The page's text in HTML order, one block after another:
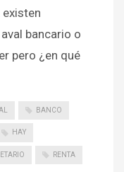
bancario o
pero ¿en qué
BANCO
HAY
RENTA